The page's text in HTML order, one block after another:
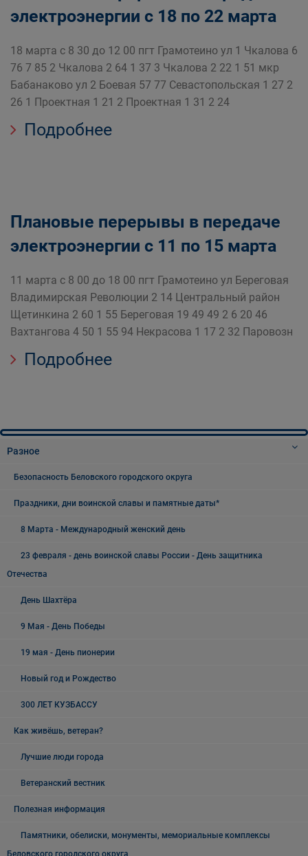
электроэнергии с 18 по 22 марта
18 марта с 8 30 до 12 00 пгт Грамотеино ул 1 Чкалова 6
76 7 85 2 Чкалова 2 64 1 37 3 Чкалова 2 22 1 51 мкр
Бабанаково ул 2 Боевая 57 77 Севастопольская 1 27 2
26 1 Проектная 1 21 2 Проектная 1 31 2 24
Подробнее
Плановые перерывы в передаче
электроэнергии с 11 по 15 марта
11 марта с 8 00 до 18 00 пгт Грамотеино ул Береговая
Владимирская Революции 2 14 Центральный район
Щетинкина 2 60 1 55 Береговая 19 49 49 2 6 20 46
Вахтангова 4 50 1 55 94 Некрасова 1 17 2 32 Паровозн
Подробнее
Разное
Безопасность Беловского городского округа
Праздники, дни воинской славы и памятные даты*
8 Марта - Международный женский день
23 февраля - день воинской славы России - День защитника
Отечества
День Шахтёра
9 Мая - День Победы
19 мая - День пионерии
Новый год и Рождество
300 ЛЕТ КУЗБАССУ
Как живёшь, ветеран?
Лучшие люди города
Ветеранский вестник
Полезная информация
Памятники, обелиски, монументы, мемориальные комплексы
Беловского городского округа